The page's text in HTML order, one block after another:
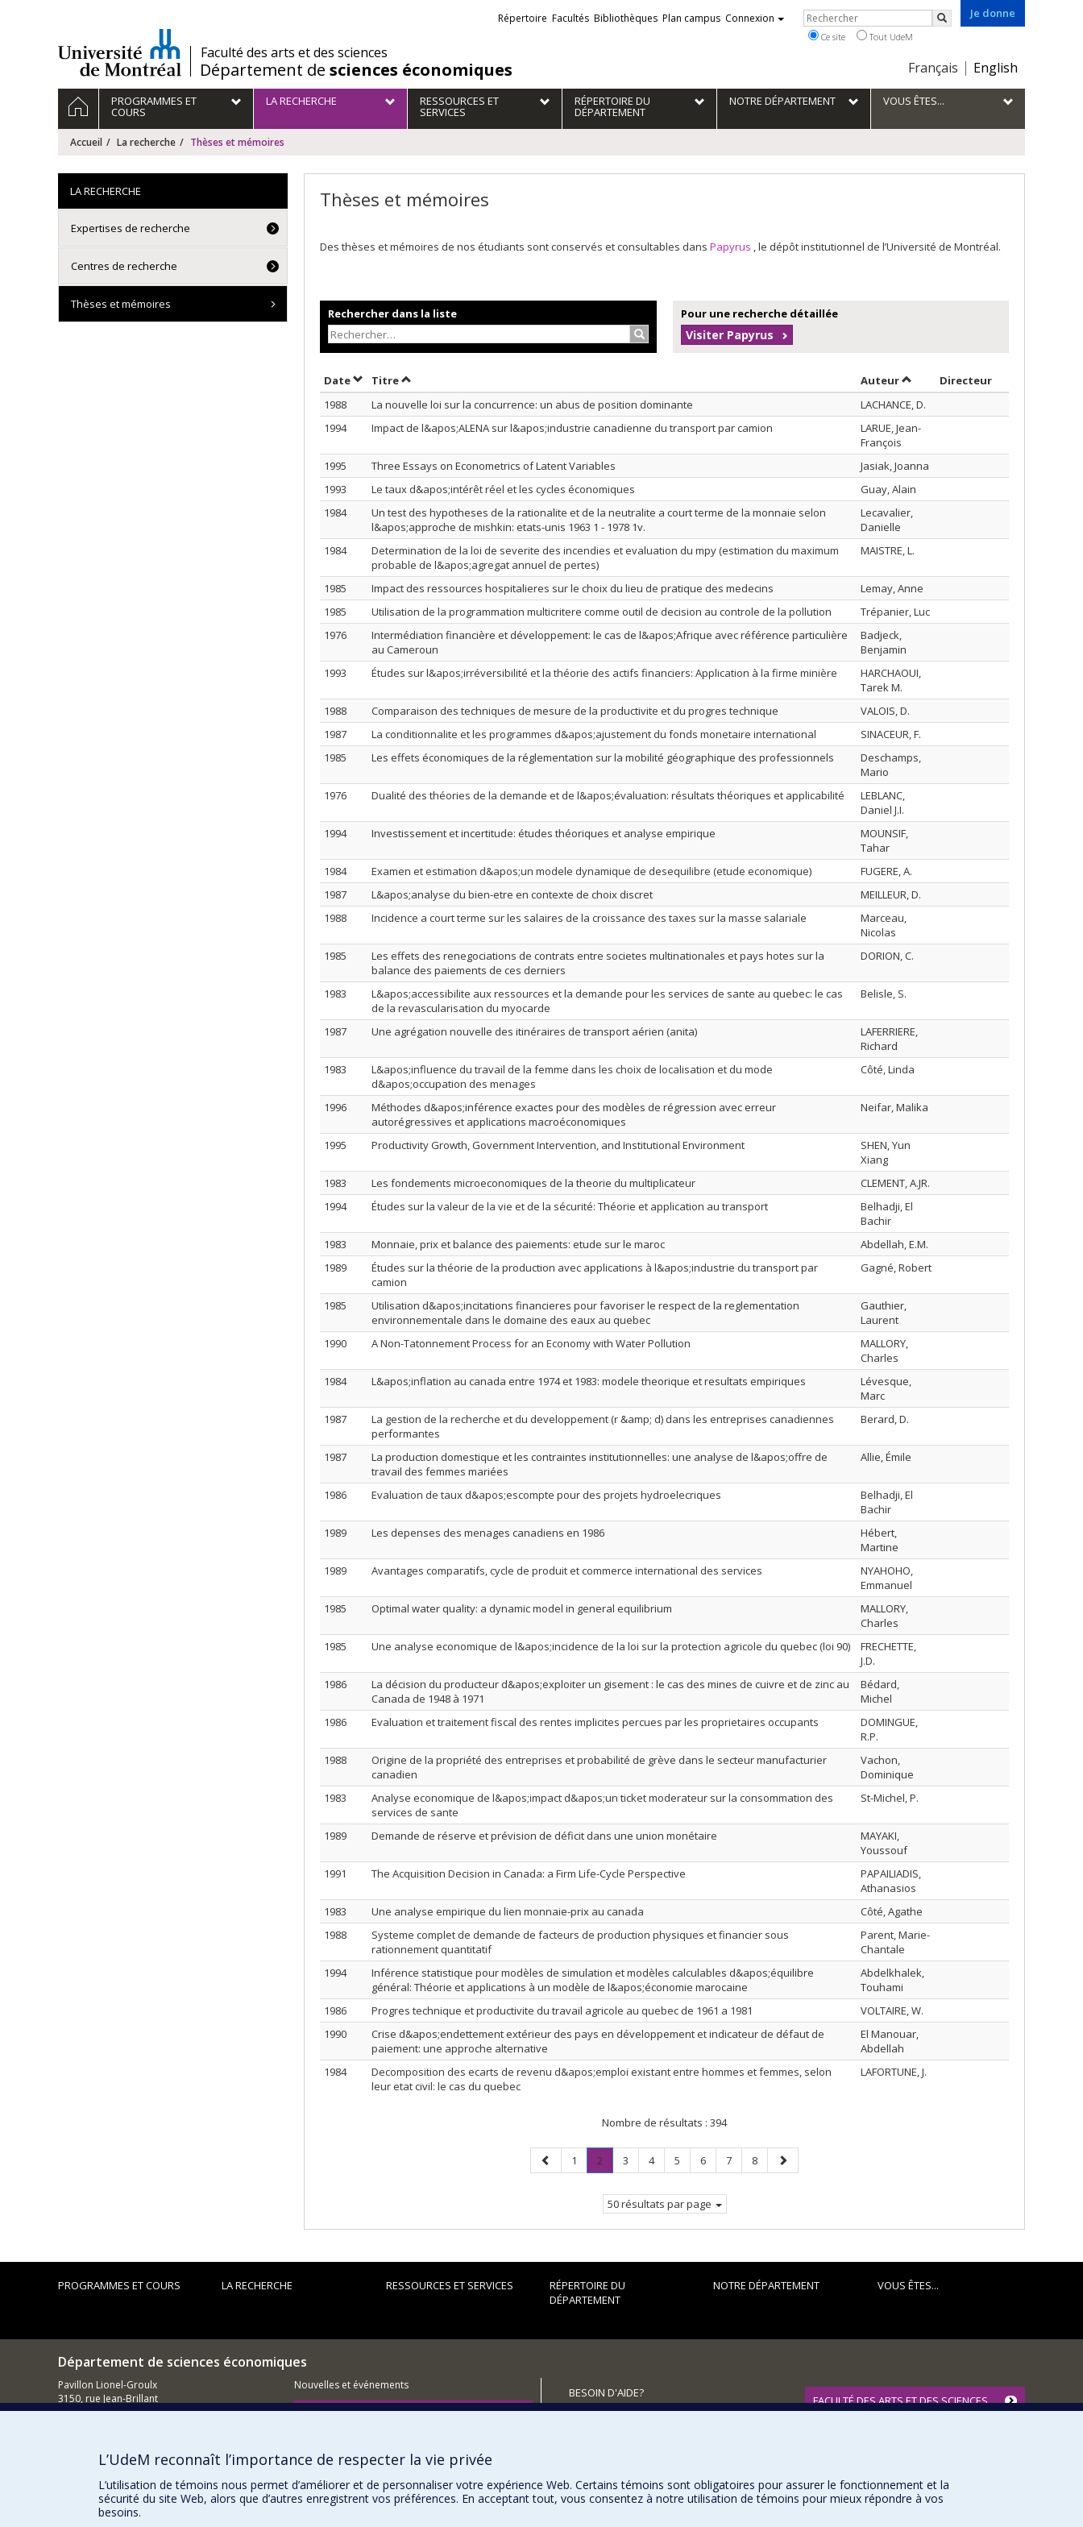
/Faculté des arts et des sciences
Département de sciences économiques
Je donne
Choix
la
langue
Français English
Liens
externes
Répertoire Facultés Bibliothèques Plan campus Connexion Rechercher
Rechercher
Ce site Tout UdeM
Navigation
principale
ACCUEILPROGRAMMES ET
COURS
LA RECHERCHE RESSOURCES ET
SERVICES
RÉPERTOIRE DU
DÉPARTEMENT
NOTRE DÉPARTEMENT VOUS ÊTES...
Accueil La recherche Thèses et mémoires
Thèses et mémoires
Des thèses et mémoires de nos étudiants sont conservés et consultables dans Papyrus , le dépôt institutionnel de l’Université de Montréal.
Rechercher dans la liste
Rechercher…
Pour une recherche détaillée
Visiter Papyrus
DateTrier par date en ordre croissant
TitreTrier par titre en ordre croissant AuteurTrier par auteur en ordre
Directeur
1988
La nouvelle loi sur la concurrence: un abus de position dominante
LACHANCE, D.
1994
Impact de l&apos;ALENA sur l&apos;industrie canadienne du transport par camion
LARUE, Jean-
François
1995
Three Essays on Econometrics of Latent Variables
Jasiak, Joanna
1993
Le taux d&apos;intérêt réel et les cycles économiques
Guay, Alain
1984
Un test des hypotheses de la rationalite et de la neutralite a court terme de la monnaie selon
l&apos;approche de mishkin: etats-unis 1963 1 - 1978 1v.
Lecavalier,
Danielle
1984
Determination de la loi de severite des incendies et evaluation du mpy (estimation du maximum
probable de l&apos;agregat annuel de pertes)
MAISTRE, L.
1985 Impact des ressources hospitalieres sur le choix du lieu de pratique des medecins
Lemay, Anne
1985
Utilisation de la programmation multicritere comme outil de decision au controle de la pollution
Trépanier, Luc
1976
Intermédiation financière et développement: le cas de l&apos;Afrique avec référence particulière
au Cameroun
Badjeck,
Benjamin
1993
Études sur l&apos;irréversibilité et la théorie des actifs financiers: Application à la firme minière
HARCHAOUI,
Tarek M.
1988
Comparaison des techniques de mesure de la productivite et du progres technique
VALOIS, D.
1987
La conditionnalite et les programmes d&apos;ajustement du fonds monetaire international
SINACEUR, F.
1985
Les effets économiques de la réglementation sur la mobilité géographique des professionnels
Deschamps,
Mario
1976
Dualité des théories de la demande et de l&apos;évaluation: résultats théoriques et applicabilité
LEBLANC,
Daniel J.I.
1994
Investissement et incertitude: études théoriques et analyse empirique
MOUNSIF,
Tahar
1984
Examen et estimation d&apos;un modele dynamique de desequilibre (etude economique)
FUGERE, A.
1987
L&apos;analyse du bien-etre en contexte de choix discret
MEILLEUR, D.
1988
Incidence a court terme sur les salaires de la croissance des taxes sur la masse salariale
Marceau,
Nicolas
1985
Les effets des renegociations de contrats entre societes multinationales et pays hotes sur la
balance des paiements de ces derniers
DORION, C.
1983
L&apos;accessibilite aux ressources et la demande pour les services de sante au quebec: le cas
de la revascularisation du myocarde
Belisle, S.
1987 Une agrégation nouvelle des itinéraires de transport aérien (anita)
LAFERRIERE,
Richard
1983
L&apos;influence du travail de la femme dans les choix de localisation et du mode
d&apos;occupation des menages
Côté, Linda
1996
Méthodes d&apos;inférence exactes pour des modèles de régression avec erreur
autorégressives et applications macroéconomiques
Neifar, Malika
1995 Productivity Growth, Government Intervention, and Institutional Environment
SHEN, Yun
Xiang
1983
Les fondements microeconomiques de la theorie du multiplicateur
CLEMENT, A.JR.
1994
Études sur la valeur de la vie et de la sécurité: Théorie et application au transport
Belhadji, El
Bachir
1983
Monnaie, prix et balance des paiements: etude sur le maroc
Abdellah, E.M.
1989
Études sur la théorie de la production avec applications à l&apos;industrie du transport par
camion
Gagné, Robert
1985
Utilisation d&apos;incitations financieres pour favoriser le respect de la reglementation
environnementale dans le domaine des eaux au quebec
Gauthier,
Laurent
1990
A Non-Tatonnement Process for an Economy with Water Pollution
MALLORY,
Charles
1984
L&apos;inflation au canada entre 1974 et 1983: modele theorique et resultats empiriques
Lévesque,
Marc
1987
La gestion de la recherche et du developpement (r &amp; d) dans les entreprises canadiennes
performantes
Berard, D.
1987
La production domestique et les contraintes institutionnelles: une analyse de l&apos;offre de
travail des femmes mariées
Allie, Émile
1986 Evaluation de taux d&apos;escompte pour des projets hydroelecriques
Belhadji, El
Bachir
1989
Les depenses des menages canadiens en 1986
Hébert,
Martine
1989
Avantages comparatifs, cycle de produit et commerce international des services
NYAHOHO,
Emmanuel
1985
Optimal water quality: a dynamic model in general equilibrium
MALLORY,
Charles
1985
Une analyse economique de l&apos;incidence de la loi sur la protection agricole du quebec (loi 90)
FRECHETTE,
J.D.
1986
La décision du producteur d&apos;exploiter un gisement : le cas des mines de cuivre et de zinc au
Canada de 1948 à 1971
Bédard,
Michel
1986
Evaluation et traitement fiscal des rentes implicites percues par les proprietaires occupants
DOMINGUE,
R.P.
1988
Origine de la propriété des entreprises et probabilité de grève dans le secteur manufacturier
canadien
Vachon,
Dominique
1983
Analyse economique de l&apos;impact d&apos;un ticket moderateur sur la consommation des
services de sante
St-Michel, P.
1989 Demande de réserve et prévision de déficit dans une union monétaire
MAYAKI,
Youssouf
1991
The Acquisition Decision in Canada: a Firm Life-Cycle Perspective
PAPAILIADIS,
Athanasios
1983
Une analyse empirique du lien monnaie-prix au canada
Côté, Agathe
1988
Systeme complet de demande de facteurs de production physiques et financier sous
rationnement quantitatif
Parent, Marie-
Chantale
1994
Inférence statistique pour modèles de simulation et modèles calculables d&apos;équilibre
général: Théorie et applications à un modèle de l&apos;économie marocaine
Abdelkhalek,
Touhami
1986
Progres technique et productivite du travail agricole au quebec de 1961 a 1981
VOLTAIRE, W.
1990
Crise d&apos;endettement extérieur des pays en développement et indicateur de défaut de
paiement: une approche alternative
El Manouar,
Abdellah
1984
Decomposition des ecarts de revenu d&apos;emploi existant entre hommes et femmes, selon
leur etat civil: le cas du quebec
LAFORTUNE, J.
Nombre de résultats : 394
Page
précédente
Page
1 Page
2
Page
Page
3 Page
4 Page
5 Page
6 Page
7 Page
8
Page
suivante
50 résultats par page
LA RECHERCHE
Expertises de recherche
Centres de recherche
Thèses et mémoires
PROGRAMMES ET COURS LA RECHERCHE RESSOURCES ET SERVICES
RÉPERTOIRE DU
DÉPARTEMENT
NOTRE DÉPARTEMENT VOUS ÊTES...
Département de sciences économiques
Pavillon Lionel-Groulx
3150, rue Jean-Brillant
Montréal (QC)
Nouvelles et événements
Comment soutenir le Département?
BESOIN D'AIDE?
Plan du site
FACULTÉ DES ARTS ET DES SCIENCES
L’UdeM reconnaît l’importance de respecter la vie privée
L’utilisation de témoins nous permet d’améliorer et de personnaliser votre expérience Web. Certains témoins sont obligatoires pour assurer le fonctionnement et la
sécurité du site Web, alors que d’autres enregistrent vos préférences. En acceptant tout, vous consentez à notre utilisation de témoins pour mieux répondre à vos
besoins.